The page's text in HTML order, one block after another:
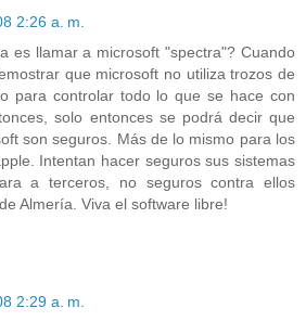
2:26 a. m.
es llamar a microsoft "spectra"? Cuando
que microsoft no utiliza trozos de
para controlar todo lo que se hace con
solo entonces se podrá decir que
son seguros. Más de lo mismo para los
Intentan hacer seguros sus sistemas
a terceros, no seguros contra ellos
Almería. Viva el software libre!
2:29 a. m.